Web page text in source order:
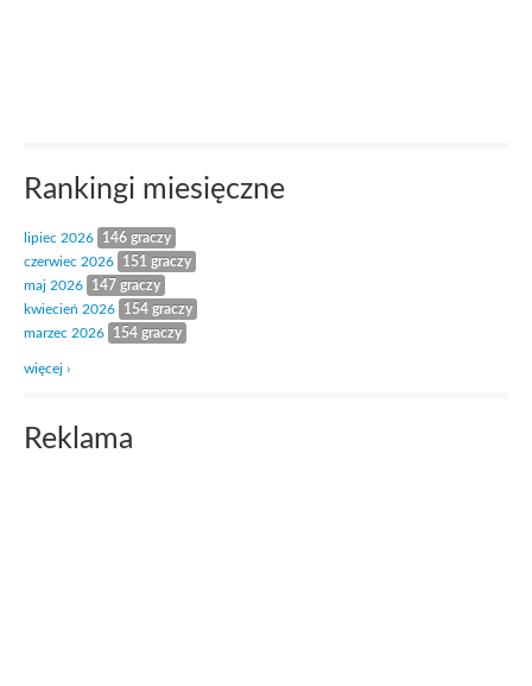
Rankingi miesięczne
lipiec 2026
146 graczy
czerwiec 2026
151 graczy
maj 2026
147 graczy
kwiecień 2026
154 graczy
marzec 2026
154 graczy
więcej ›
Reklama